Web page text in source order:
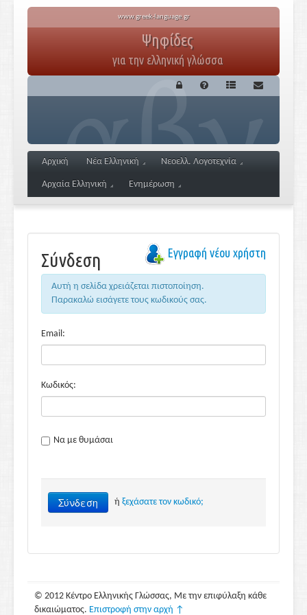
www.greek-language.gr
Ψηφίδες
για την ελληνική γλώσσα
Αρχική Νέα Ελληνική Νεοελλ. Λογοτεχνία
Αρχαία Ελληνική Ενημέρωση
Σύνδεση Εγγραφή νέου χρήστη
Αυτή η σελίδα χρειάζεται πιστοποίηση.
Παρακαλώ εισάγετε τους κωδικούς σας.
Email:
Κωδικός:
Να με θυμάσαι
Σύνδεση ή ξεχάσατε τον κωδικό;
© 2012 Κέντρο Ελληνικής Γλώσσας, Με την επιφύλαξη κάθε
δικαιώματος. Επιστροφή στην αρχή ↑